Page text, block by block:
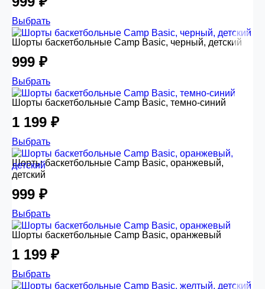
Выбрать
Шорты баскетбольные Camp Basic, черный, детский
999 ₽
Выбрать
Шорты баскетбольные Camp Basic, темно-синий
1 199 ₽
Выбрать
Шорты баскетбольные Camp Basic, оранжевый,
детский
999 ₽
Выбрать
Шорты баскетбольные Camp Basic, оранжевый
1 199 ₽
Выбрать